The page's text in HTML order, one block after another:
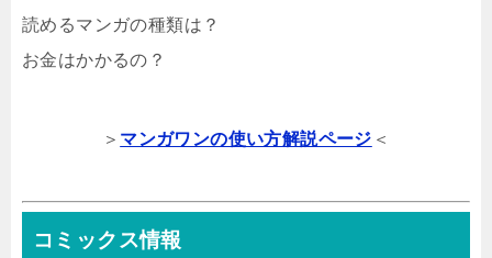
読めるマンガの種類は？
お金はかかるの？
＞ マンガワンの使い方解説ページ ＜
コミックス情報